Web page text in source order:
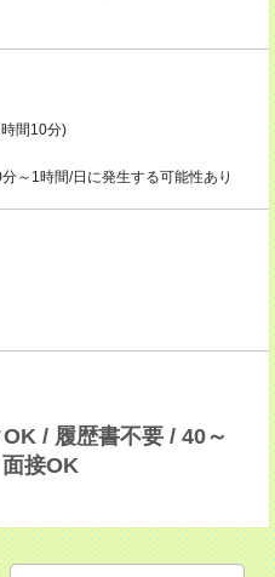
間10分)
1時間/日に発生する可能性あり
/ 履歴書不要 / 40～
接OK